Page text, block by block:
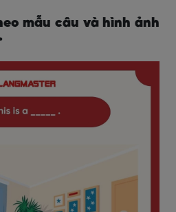
mẫu câu và hình ảnh